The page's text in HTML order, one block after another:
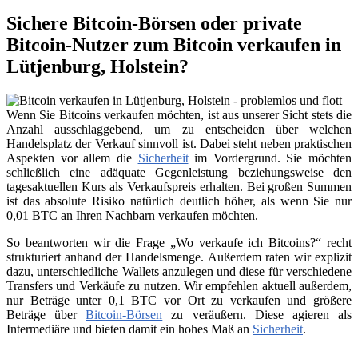
Sichere Bitcoin-Börsen oder private
Bitcoin-Nutzer zum Bitcoin verkaufen in
Lütjenburg, Holstein?
Wenn Sie Bitcoins verkaufen möchten, ist aus unserer Sicht stets die
Anzahl ausschlaggebend, um zu entscheiden über welchen
Handelsplatz der Verkauf sinnvoll ist. Dabei steht neben praktischen
Aspekten vor allem die Sicherheitim Vordergrund. Sie möchten
schließlich eine adäquate Gegenleistung beziehungsweise den
tagesaktuellen Kurs als Verkaufspreis erhalten. Bei großen Summen
ist das absolute Risiko natürlich deutlich höher, als wenn Sie nur
0,01 BTC an Ihren Nachbarn verkaufen möchten.
So beantworten wir die Frage „Wo verkaufe ich Bitcoins?“ recht
strukturiert anhand der Handelsmenge. Außerdem raten wir explizit
dazu, unterschiedliche Wallets anzulegen und diese für verschiedene
Transfers und Verkäufe zu nutzen. Wir empfehlen aktuell außerdem,
nur Beträge unter 0,1 BTC vor Ort zu verkaufen und größere
Beträge überBitcoin-Börsen zu veräußern. Diese agieren als
Intermediäre und bieten damit ein hohes Maß an Sicherheit.